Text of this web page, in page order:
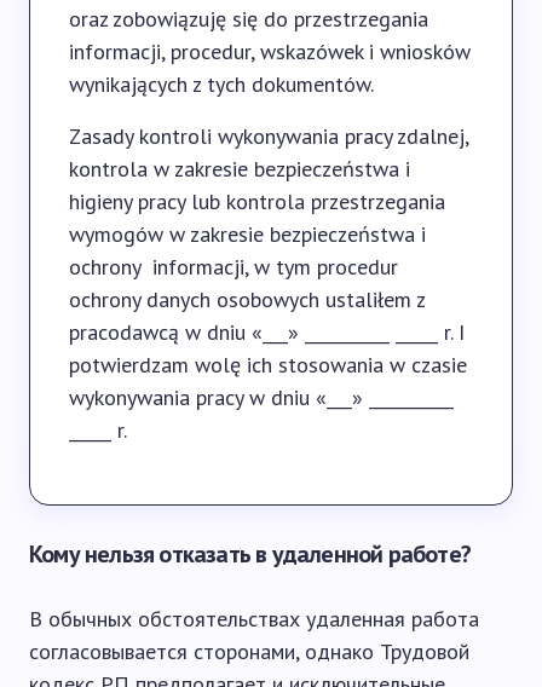
oraz zobowiązuję się do przestrzegania
informacji, procedur, wskazówek i wniosków
wynikających z tych dokumentów.
Zasady kontroli wykonywania pracy zdalnej,
kontrola w zakresie bezpieczeństwa i
higieny pracy lub kontrola przestrzegania
wymogów w zakresie bezpieczeństwa i
ochrony informacji, w tym procedur
ochrony danych osobowych ustaliłem z
pracodawcą w dniu «___» __________ _____ r. I
potwierdzam wolę ich stosowania w czasie
wykonywania pracy w dniu «___» __________
_____ r.
Кому нельзя отказать в удаленной работе?
В обычных обстоятельствах удаленная работа
согласовывается сторонами, однако Трудовой